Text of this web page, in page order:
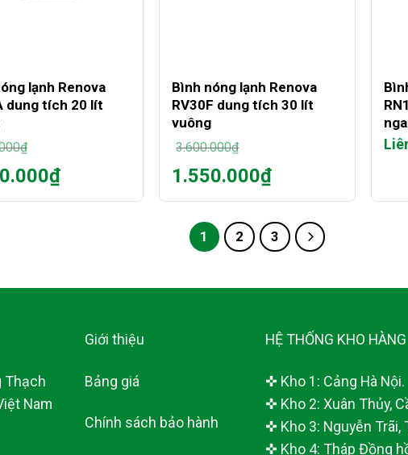
lạnh Renova
dung tích 20 lít
₫
₫
Bình nóng lạnh Renova
RV30F dung tích 30 lít
vuông
3.600.000₫
Giá
gốc
là:
1.550.000₫
1.550.000₫.
1 2 3
Thạch
Nam
Giới thiệu
Bảng giá
Chính sách bảo hành
HỆ THỐNG KHO HÀNG
✜ Kho 1: Cảng Hà Nội.
✜ Kho 2: Xuân Thủy,
✜ Kho 3: Nguyễn Trãi,
✜ Kho 4: Tháp Đồng